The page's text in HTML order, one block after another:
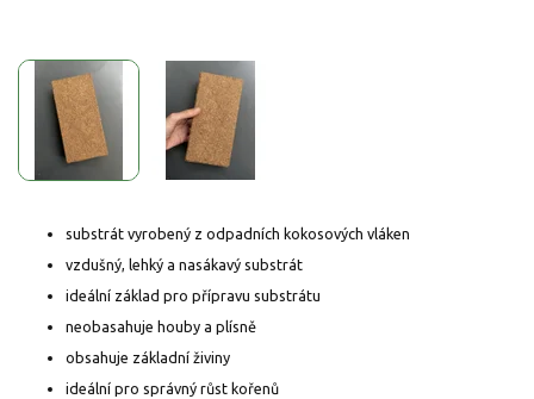
substrát vyrobený z odpadních kokosových vláken
vzdušný, lehký a nasákavý substrát
ideální základ pro přípravu substrátu
neobasahuje houby a plísně
obsahuje základní živiny
ideální pro správný růst kořenů